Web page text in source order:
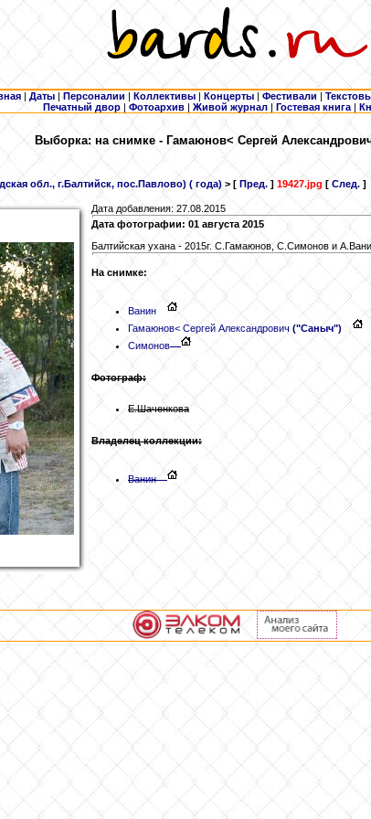
| Даты | Персоналии | Коллективы | Концерты | Фестивали |
Печатный двор | Фотоархив | Живой журнал |Гостевая книга |
Выборка: на снимке - Гамаюнов< Сергей
обл., г.Балтийск, пос.Павлово) ( года) > [ Пред. ] 19427.jpg [ След. ]
Дата добавления: 27.08.2015
Дата фотографии: 01 августа 2015
Балтийская ухана - 2015г. С.Гамаюнов, С.Симонов и
На снимке:
Ванин
Гамаюнов< Сергей Александрович ("Саныч")
Симонов
Фотограф:
Е.Шаченкова
Владелец коллекции:
Ванин